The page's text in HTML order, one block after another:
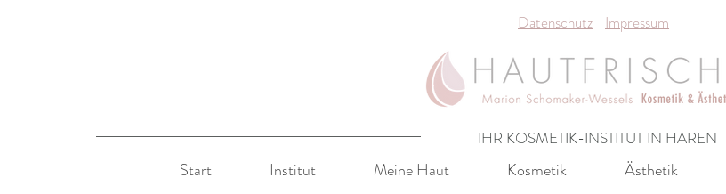
Datenschutz Impressum
IHR KOSMETIK-INSTITUT IN HAREN
Start Institut Meine Haut Kosmetik Ästhetik